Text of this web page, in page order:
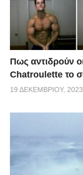
Πως αντιδρούν
Chatroulette το
19 ΔΕΚΕΜΒΡΊΟΥ, 2023